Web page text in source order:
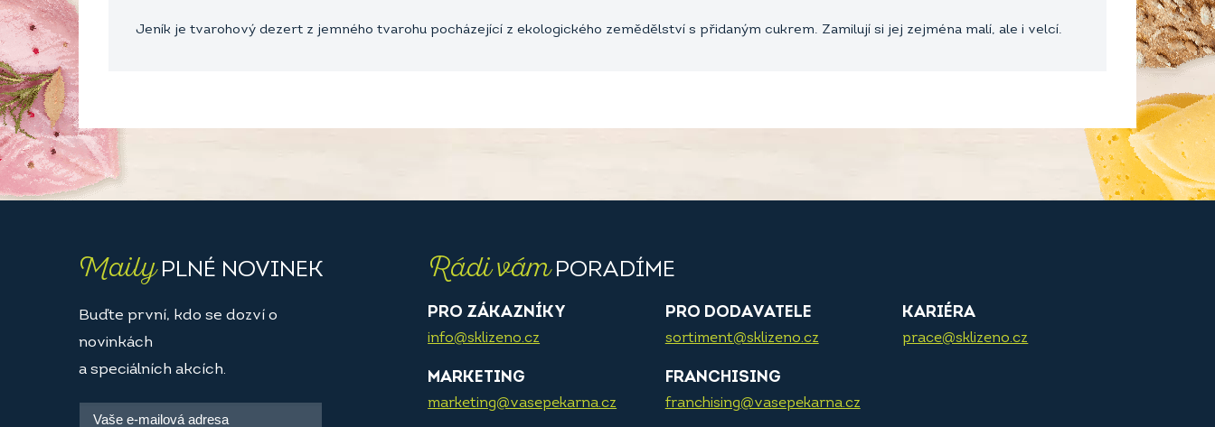
Jeník je tvarohový dezert z jemného tvarohu pocházející z ekologického zemědělství s přidaným cukrem. Zamilují si jej zejména malí, ale i velcí.
MailyPLNÉ NOVINEK
Buďte první, kdo se dozví o
novinkách
a speciálních akcích.
Rádi vámPORADÍME
PRO ZÁKAZNÍKY
info@sklizeno.cz
PRO DODAVATELE
sortiment@sklizeno.cz
KARIÉRA
prace@sklizeno.cz
MARKETING
marketing@vasepekarna.cz
FRANCHISING
franchising@vasepekarna.cz